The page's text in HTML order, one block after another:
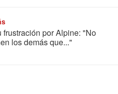
frustración por Alpine: "No
los demás que..."